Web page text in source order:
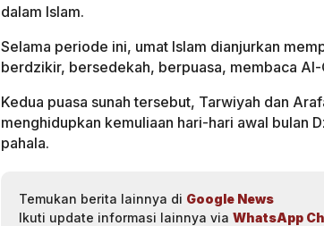
dalam Islam.
Selama periode ini, umat Islam dianjurkan
berdzikir, bersedekah, berpuasa, membaca Al-
Kedua puasa sunah tersebut, Tarwiyah dan
menghidupkan kemuliaan hari-hari awal bulan
pahala.
Temukan berita lainnya di Google News
Ikuti update informasi lainnya via WhatsApp